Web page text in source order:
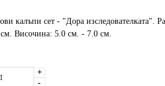
калъпи сет - "Дора изследователката".
Височина: 5.0 см. - 7.0 см.
+
-